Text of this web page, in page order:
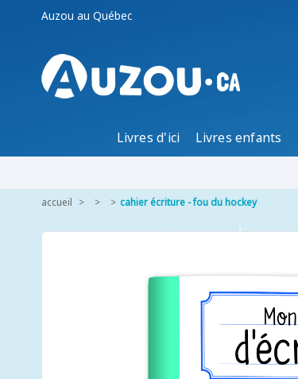
Auzou au Québec
Livres d'ici Livres enfants
accueil cahier écriture - fou du hockey